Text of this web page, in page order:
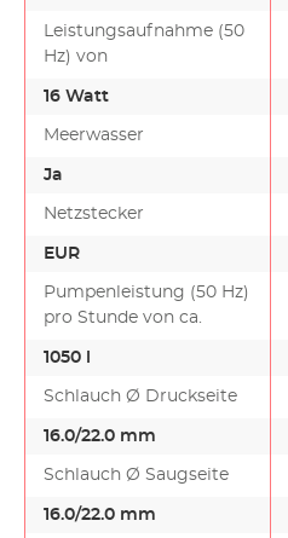
Leistungsaufnahme (50
Hz) von
16 Watt
Meerwasser
Ja
Netzstecker
EUR
Pumpenleistung (50 Hz)
pro Stunde von ca.
1050 l
Schlauch Ø Druckseite
16.0/22.0 mm
Schlauch Ø Saugseite
16.0/22.0 mm